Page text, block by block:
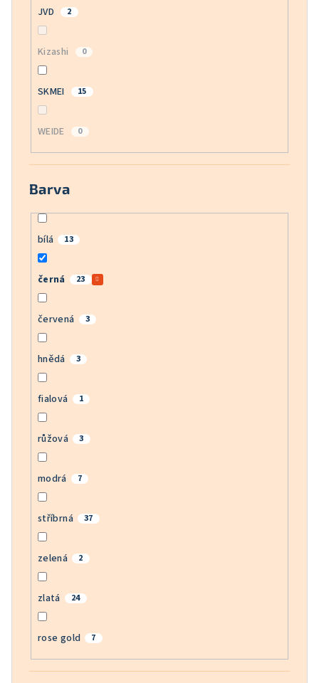
JVD 2
Kizashi 0
SKMEI 15
WEIDE 0
Barva
bílá 13
černá 23
červená 3
hnědá 3
fialová 1
růžová 3
modrá 7
stříbrná 37
zelená 2
zlatá 24
rose gold 7